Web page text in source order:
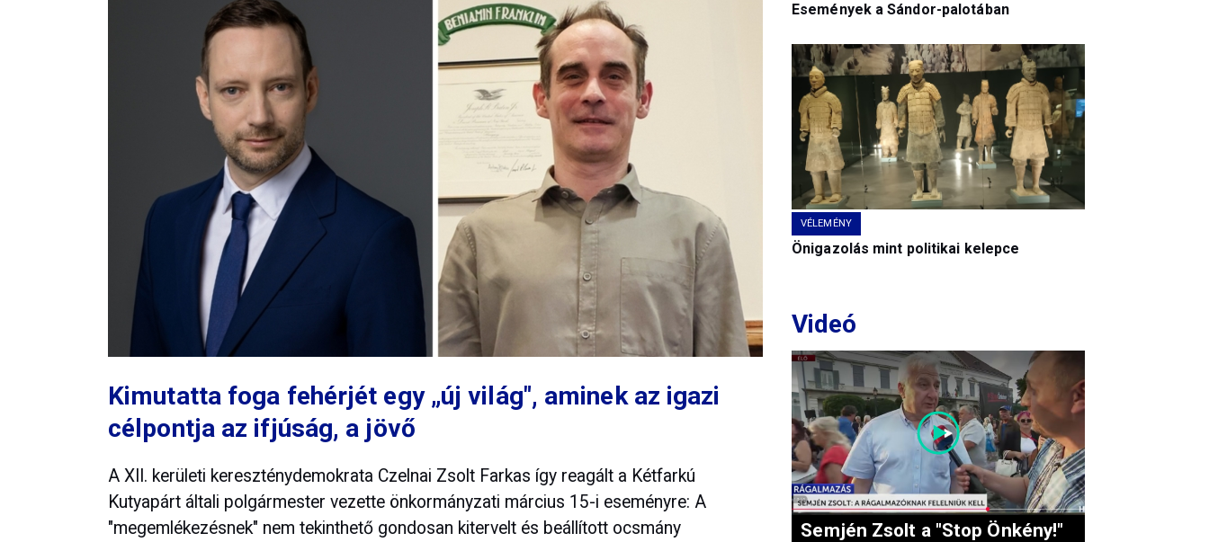
Kimutatta foga fehérjét egy „új világ", aminek az igazi
célpontja az ifjúság, a jövő
A XII. kerületi kereszténydemokrata Czelnai Zsolt Farkas így reagált a Kétfarkú
Kutyapárt általi polgármester vezette önkormányzati március 15-i eseményre: A
"megemlékezésnek" nem tekinthető gondosan kitervelt és beállított ocsmány
Események a Sándor-palotában
VÉLEMÉNY
Önigazolás mint politikai kelepce
Videó
Semjén Zsolt a "Stop Önkény!"